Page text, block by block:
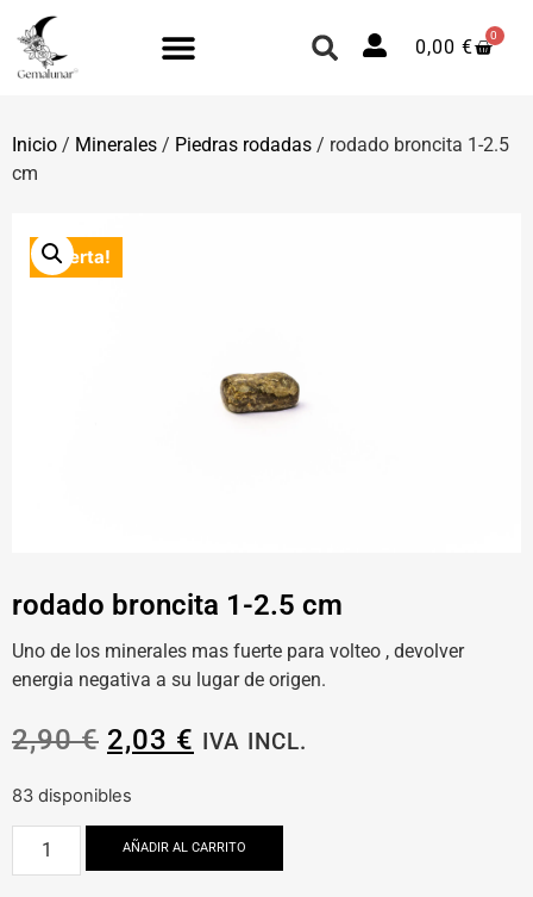
0,00 €
0
Inicio / Minerales / Piedras rodadas / rodado broncita 1-2.5
cm
¡Oferta!
rodado broncita 1-2.5 cm
Uno de los minerales mas fuerte para volteo , devolver
energia negativa a su lugar de origen.
2,90€ 2,03 € IVA INCL.
83 disponibles
AÑADIR AL CARRITO